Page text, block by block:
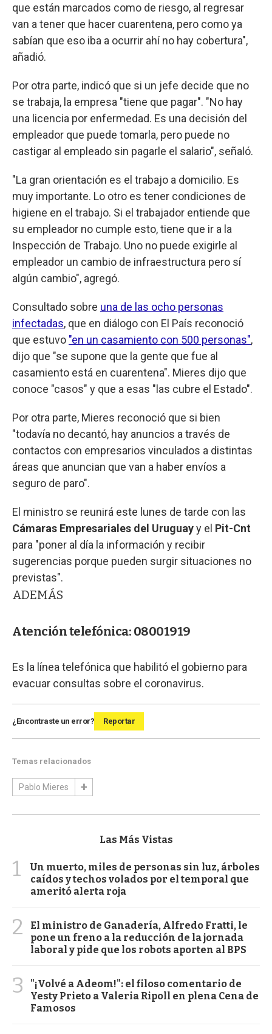
que están marcados como de riesgo, al regresar
van a tener que hacer cuarentena, pero como ya
sabían que eso iba a ocurrir ahí no hay cobertura",
añadió.
Por otra parte, indicó que si un jefe decide que no
se trabaja, la empresa "tiene que pagar". "No hay
una licencia por enfermedad. Es una decisión del
empleador que puede tomarla, pero puede no
castigar al empleado sin pagarle el salario", señaló.
"La gran orientación es el trabajo a domicilio. Es
muy importante. Lo otro es tener condiciones de
higiene en el trabajo. Si el trabajador entiende que
su empleador no cumple esto, tiene que ir a la
Inspección de Trabajo. Uno no puede exigirle al
empleador un cambio de infraestructura pero sí
algún cambio", agregó.
Consultado sobre una de las ocho personas
infectadas, que en diálogo con El País reconoció
que estuvo "en un casamiento con 500 personas",
dijo que "se supone que la gente que fue al
casamiento está en cuarentena". Mieres dijo que
conoce "casos" y que a esas "las cubre el Estado".
Por otra parte, Mieres reconoció que si bien
"todavía no decantó, hay anuncios a través de
contactos con empresarios vinculados a distintas
áreas que anuncian que van a haber envíos a
seguro de paro".
El ministro se reunirá este lunes de tarde con las
Cámaras Empresariales del Uruguayy el Pit-Cnt
para "poner al día la información y recibir
sugerencias porque pueden surgir situaciones no
previstas".
ADEMÁS
Atención telefónica: 08001919
Es la línea telefónica que habilitó el gobierno para
evacuar consultas sobre el coronavirus.
¿Encontraste un error? Reportar
Temas relacionados
Pablo Mieres
Las Más Vistas
1
Un muerto, miles de personas sin luz, árboles
caídos y techos volados por el temporal que
ameritó alerta roja
2
El ministro de Ganadería, Alfredo Fratti, le
pone un freno a la reducción de la jornada
laboral y pide que los robots aporten al BPS
3
"¡Volvé a Adeom!": el filoso comentario de
Yesty Prieto a Valeria Ripoll en plena Cena de
Famosos